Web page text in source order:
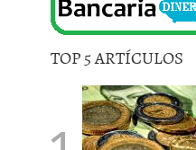
TOP 5 ARTÍCULOS